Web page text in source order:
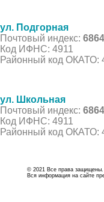
ул. Подгорная
Почтовый индекс:
Код ИФНС: 4911
Районный код ОКАТО:
ул. Школьная
Почтовый индекс:
Код ИФНС: 4911
Районный код ОКАТО:
© 2021 Все права
Вся информация на сайте